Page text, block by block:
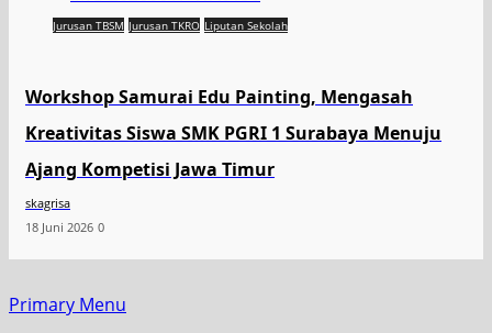
Jurusan TBSM Jurusan TKRO Liputan Sekolah
Workshop Samurai Edu Painting, Mengasah
Kreativitas Siswa SMK PGRI 1 Surabaya Menuju
Ajang Kompetisi Jawa Timur
skagrisa
18 Juni 2026 0
Primary Menu